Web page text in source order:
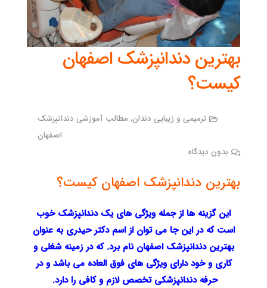
بهترین دندانپزشک اصفهان
کیست؟
ترمیمی و زیبایی دندان, مطالب آموزشی دندانپزشک
اصفهان
بدون دیدگاه
بهترین دندانپزشک اصفهان کیست؟
این گزینه ها از جمله ویژگی های یک دندانپزشک خوب
است که در این جا می توان از اسم دکتر حیدری به عنوان
بهترین دندانپزشک اصفهان نام برد. که در زمینه شغلی و
کاری و خود دارای ویژگی های فوق العاده می باشد و در
حرفه دندانپزشکی تخصص لازم و کافی را دارد.